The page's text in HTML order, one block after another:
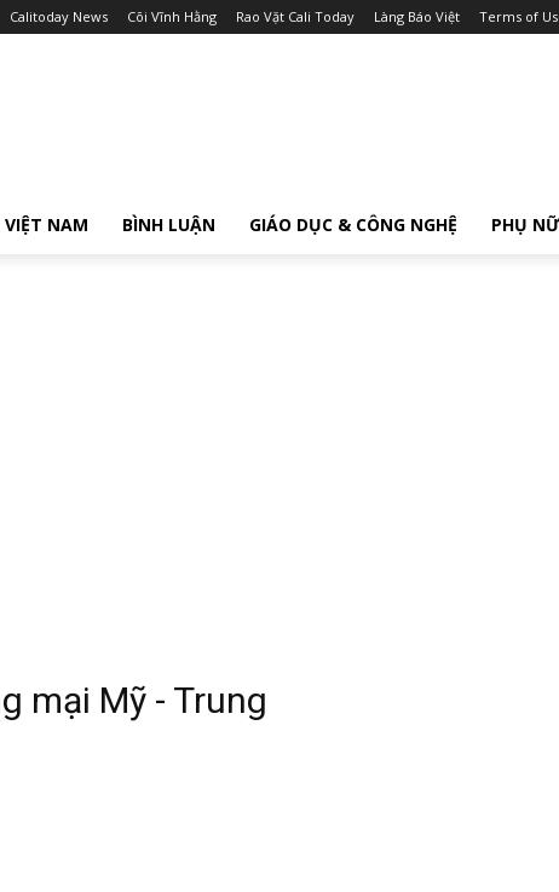
Calitoday News Cõi Vĩnh Hằng Rao Vặt Cali Today Làng Báo Việt Terms of
VIỆT NAM BÌNH LUẬN GIÁO DỤC & CÔNG NGHỆ PHỤ NỮ
mại Mỹ - Trung